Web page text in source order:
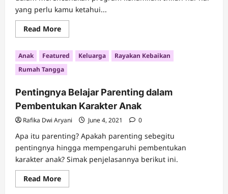
yang perlu kamu ketahui...
Read MoreRead
more
Cepat
Hamil
dengan
Memahami
Kalkulator
Subur
Anak Featured Keluarga
Rayakan Kebaikan
Rumah Tangga
Pentingnya Belajar Parenting dalam
Pembentukan Karakter Anak
Rafika Dwi Aryani June 4, 2021 0
Apa itu parenting? Apakah parenting sebegitu
pentingnya hingga mempengaruhi pembentukan
karakter anak? Simak penjelasannya berikut ini.
Read MoreRead
more